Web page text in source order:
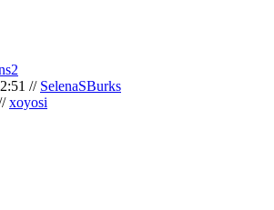
// SelenaSBurks
xoyosi